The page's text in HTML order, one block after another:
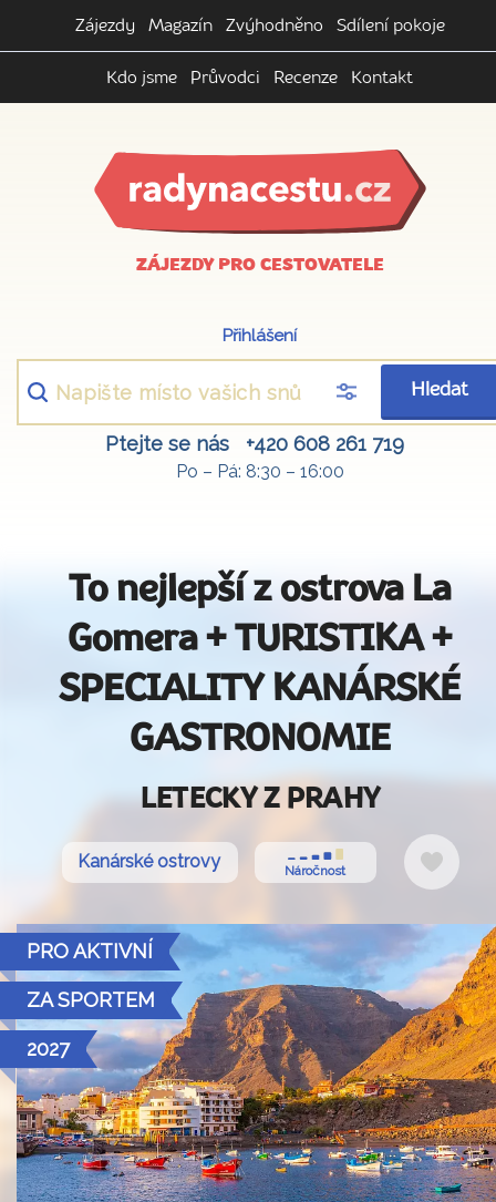
Zájezdy Magazín Zvýhodněno Sdílení pokoje
Kdo jsme Průvodci Recenze Kontakt
ZÁJEZDY PRO CESTOVATELE
Přihlášení
Hledat
Ptejte se nás +420 608 261 719
Po – Pá: 8:30 – 16:00
To nejlepší z ostrova La
Gomera + TURISTIKA +
SPECIALITY KANÁRSKÉ
GASTRONOMIE
LETECKY Z PRAHY
Kanárské ostrovy Náročnost
Do
PRO AKTIVNÍ
ZA SPORTEM
2027